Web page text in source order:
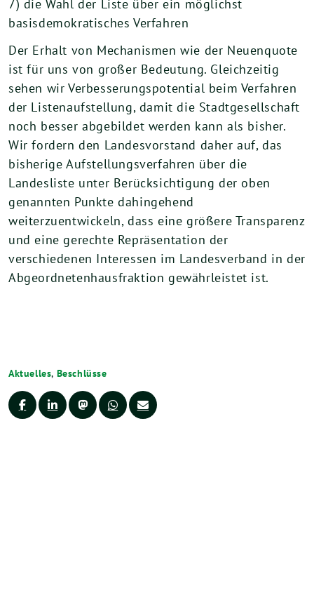
7) die Wahl der Liste über ein möglichst
basisdemokratisches Verfahren
Der Erhalt von Mechanismen wie der Neuenquote
ist für uns von großer Bedeutung. Gleichzeitig
sehen wir Verbesserungspotential beim Verfahren
der Listenaufstellung, damit die Stadtgesellschaft
noch besser abgebildet werden kann als bisher.
Wir fordern den Landesvorstand daher auf, das
bisherige Aufstellungsverfahren über die
Landesliste unter Berücksichtigung der oben
genannten Punkte dahingehend
weiterzuentwickeln, dass eine größere Transparenz
und eine gerechte Repräsentation der
verschiedenen Interessen im Landesverband in der
Abgeordnetenhausfraktion gewährleistet ist.
Aktuelles, Beschlüsse